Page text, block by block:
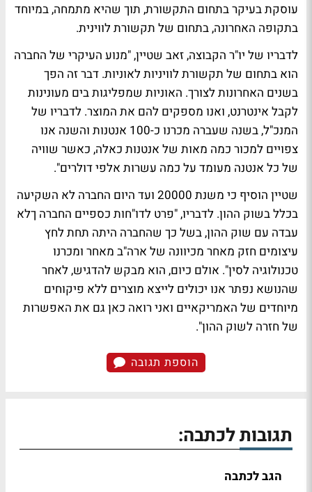
עוסקת בעיקר בתחום התקשורת, תוך שהיא מתמחה, במיוחד
בתקופה האחרונה, בתחום של תקשורת לווינית.
לדבריו של יו"ר הקבוצה, זאב שטיין, "מנוע העיקרי של החברה
הוא בתחום של תקשורת לוויניות לאוניות. דבר זה הפך
בשנים האחרונות לצורך. האוניות שמפליגות בים מעונינות
לקבל אינטרנט, ואנו מספקים להם את המוצר. לדבריו של
המנכ"ל, בשנה שעברה מכרנו כ-100 אנטנות והשנה אנו
צפויים למכור כמה מאות של אנטנות כאלה, כאשר שוויה
של כל אנטנה מעומד על כמה עשרות אלפי דולרים".
שטיין הוסיף כי משנת 20000 ועד היום החברה לא השקיעה
בכלל בשוק ההון. לדבריו, "פרט לדו"חות כספיים החברה ךלא
עבדה עם שוק ההון, בשל כך שהחברה היתה תחת לחץ
עיצומים חזק מאחר מכיוונה של ארה"ב מאחר ומכרנו
טכנולוגיה לסין". אולם כיום, הוא מבקש להדגיש, לאחר
שהנושא נפתר אנו יכולים לייצא מוצרים ללא פיקוחים
מיוחדים של האמריקאיים ואני רואה כאן גם את האפשרות
של חזרה לשוק ההון".
הוספת תגובה
תגובות לכתבה:
הגב לכתבה